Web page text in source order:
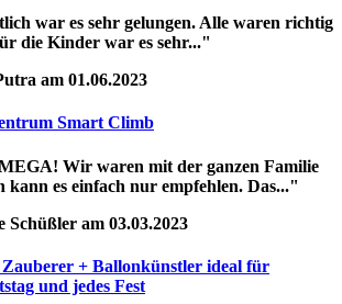
war es sehr gelungen. Alle waren richtig
die Kinder war es sehr..."
am 01.06.2023
Smart Climb
Wir waren mit der ganzen Familie
kann es einfach nur empfehlen. Das..."
Schüßler am 03.03.2023
+ Ballonkünstler ideal für
und jedes Fest